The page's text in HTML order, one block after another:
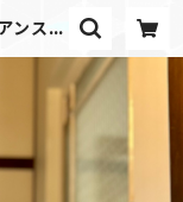
ンスカ